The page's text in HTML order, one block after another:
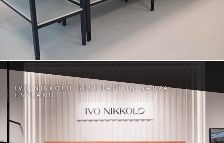
IVO NIKKOLO GESCHÄFT IN NARVA,
ESTLAND